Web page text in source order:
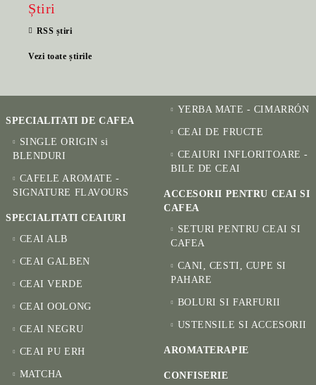
Știri
RSS știri
Vezi toate știrile
SPECIALITATI DE CAFEA
SINGLE ORIGIN si
BLENDURI
CAFELE AROMATE -
SIGNATURE FLAVOURS
SPECIALITATI CEAIURI
CEAI ALB
CEAI GALBEN
CEAI VERDE
CEAI OOLONG
CEAI NEGRU
CEAI PU ERH
MATCHA
YERBA MATE - CIMARRÓN
CEAI DE FRUCTE
CEAIURI INFLORITOARE -
BILE DE CEAI
ACCESORII PENTRU CEAI SI
CAFEA
SETURI PENTRU CEAI SI
CAFEA
CANI, CESTI, CUPE SI
PAHARE
BOLURI SI FARFURII
USTENSILE SI ACCESORII
AROMATERAPIE
CONFISERIE